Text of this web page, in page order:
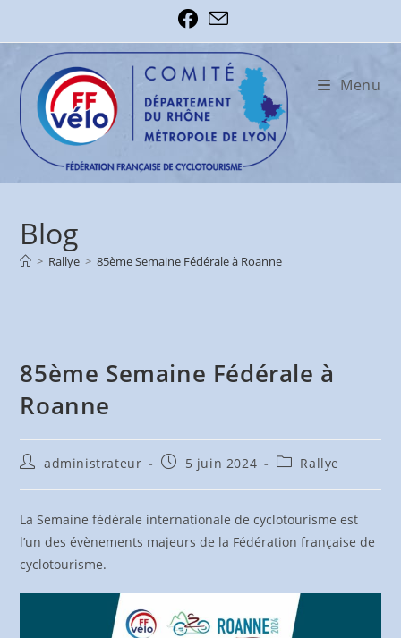
content
Menu
Blog
> Rallye > 85ème Semaine Fédérale à Roanne
85ème Semaine Fédérale à
Roanne
Auteur/autrice
la
publication :
administrateur
Publication
5 juin 2024
PostRallye
La Semaine fédérale internationale de cyclotourisme est
l’un des évènements majeurs de la Fédération française de
cyclotourisme.